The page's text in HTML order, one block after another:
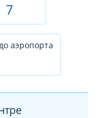
7
аэропорта